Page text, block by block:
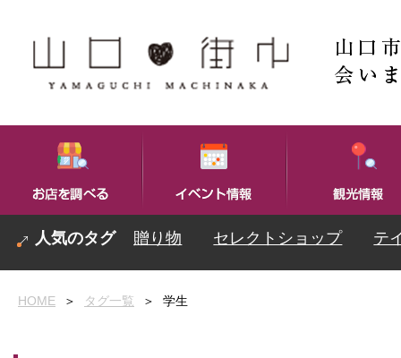
贈り物 セレクトショップ テ
HOME ＞ タグ一覧 ＞ 学生